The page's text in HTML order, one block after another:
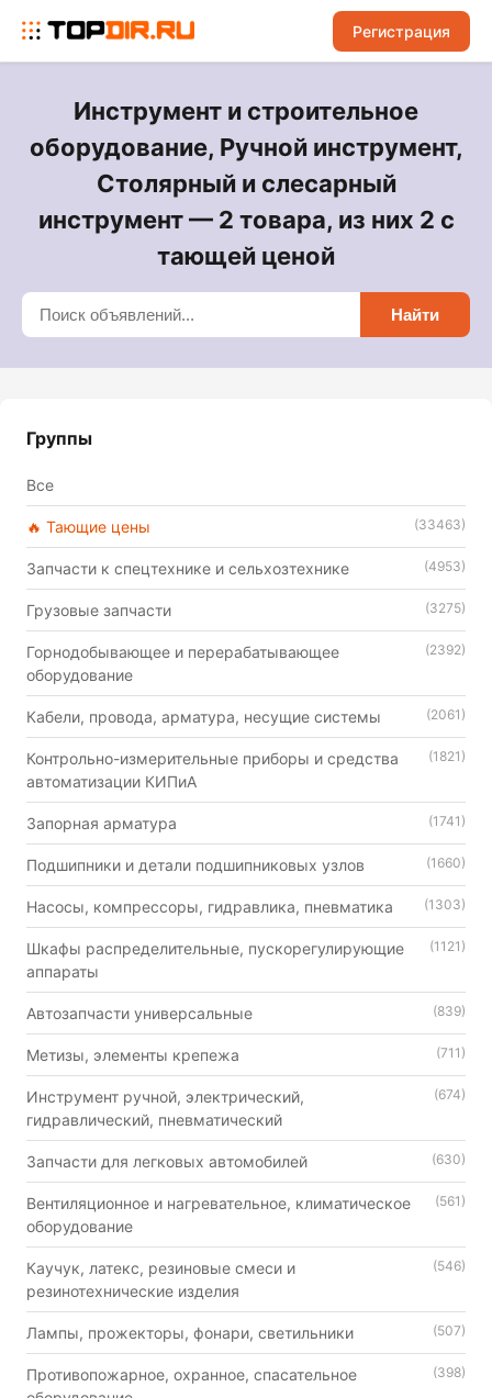
Регистрация
Инструмент и строительное
оборудование, Ручной инструмент,
Столярный и слесарный
инструмент — 2 товара, из них 2 с
тающей ценой
Найти
Группы
Все
🔥 Тающие цены (33463)
Запчасти к спецтехнике и сельхозтехнике (4953)
Грузовые запчасти (3275)
Горнодобывающее и перерабатывающее
оборудование
(2392)
Кабели, провода, арматура, несущие системы (2061)
Контрольно-измерительные приборы и средства
автоматизации КИПиА
(1821)
Запорная арматура (1741)
Подшипники и детали подшипниковых узлов (1660)
Насосы, компрессоры, гидравлика, пневматика (1303)
Шкафы распределительные, пускорегулирующие
аппараты
(1121)
Автозапчасти универсальные (839)
Метизы, элементы крепежа (711)
Инструмент ручной, электрический,
гидравлический, пневматический
(674)
Запчасти для легковых автомобилей (630)
Вентиляционное и нагревательное, климатическое
оборудование
(561)
Каучук, латекс, резиновые смеси и
резинотехнические изделия
(546)
Лампы, прожекторы, фонари, светильники (507)
Противопожарное, охранное, спасательное
(398)